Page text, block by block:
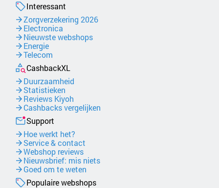
Interessant
Zorgverzekering 2026
Electronica
Nieuwste webshops
Energie
Telecom
CashbackXL
Duurzaamheid
Statistieken
Reviews Kiyoh
Cashbacks vergelijken
Support
Hoe werkt het?
Service & contact
Webshop reviews
Nieuwsbrief: mis niets
Goed om te weten
Populaire webshops